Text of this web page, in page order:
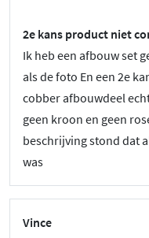
2e kans product niet
Ik heb een afbouw set
als de foto En een 2e
cobber afbouwdeel
geen kroon en geen
beschrijving stond dat
was
Vince